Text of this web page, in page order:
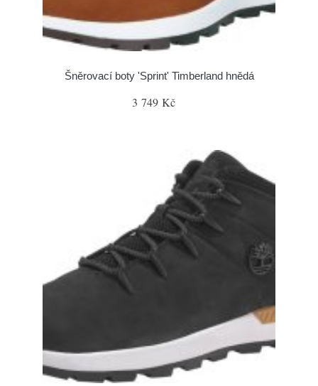
Šněrovací boty 'Sprint' Timberland hnědá
3 749 Kč